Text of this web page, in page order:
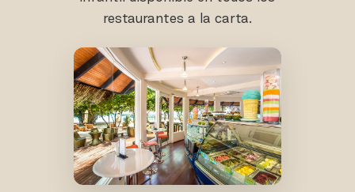
restaurantes a la carta.